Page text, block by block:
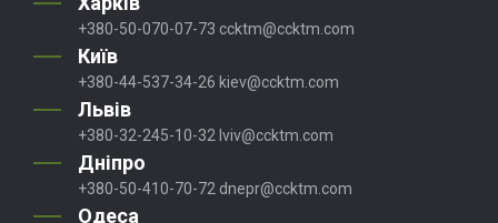
+380-50-070-07-73 ccktm@ccktm.com
Київ
+380-44-537-34-26 kiev@ccktm.com
Львів
+380-32-245-10-32 lviv@ccktm.com
Дніпро
+380-50-410-70-72 dnepr@ccktm.com
Одеса